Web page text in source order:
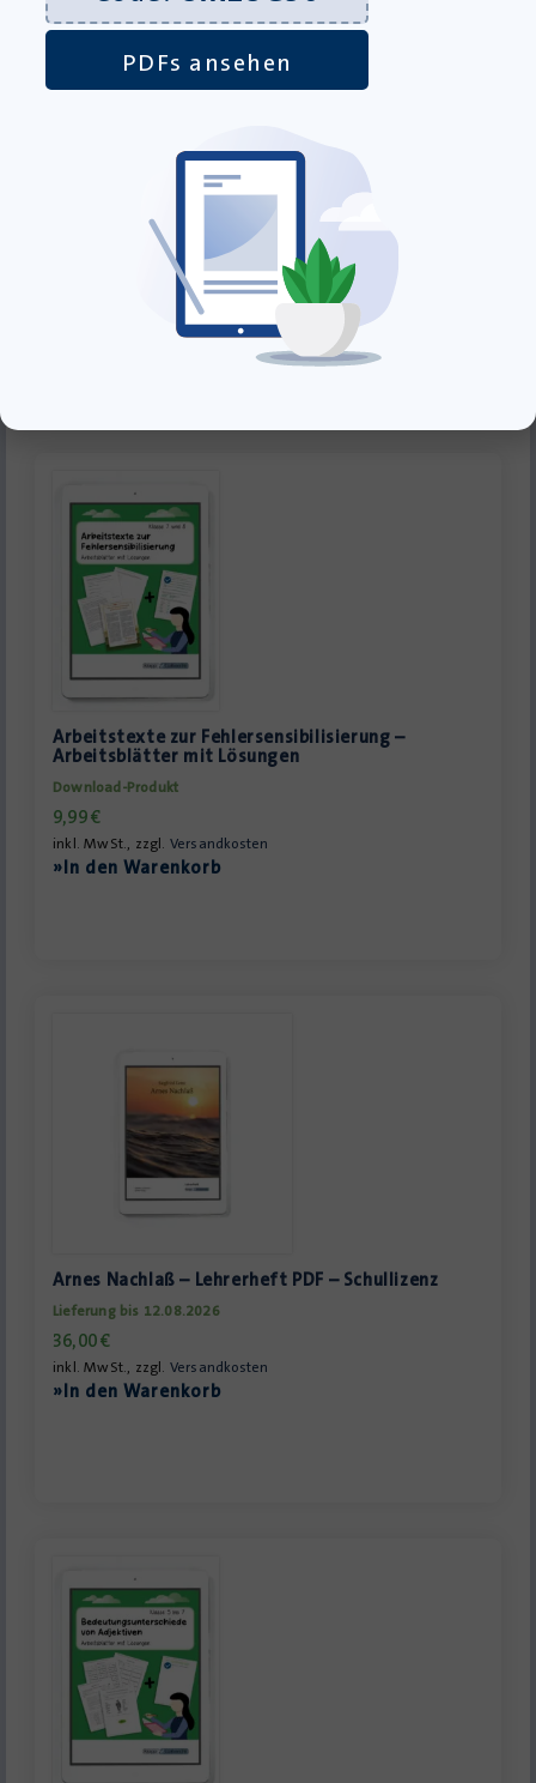
Andorra – Schülerheft
Lieferung bis 12.08.2026
Versandkosten
»In den Warenkorb
Arbeitstexte zur Fehlersensibilisierung –
Arbeitsblätter mit Lösungen
Download-Produkt
9,99€
inkl. MwSt., zzgl. Versandkosten
»In den Warenkorb
Arnes Nachlaß – Lehrerheft PDF – Schullizenz
Lieferung bis 12.08.2026
36,00€
inkl. MwSt., zzgl. Versandkosten
»In den Warenkorb
PDFs ansehen